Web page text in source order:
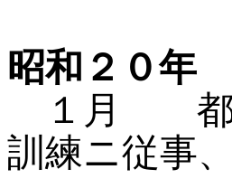
昭和２０年
１月 都
訓練ニ従事